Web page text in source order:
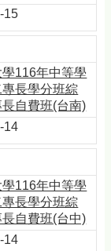
15
學116年中等學
長學分班綜
自費班(台南)
14
學116年中等學
長學分班綜
自費班(台中)
14